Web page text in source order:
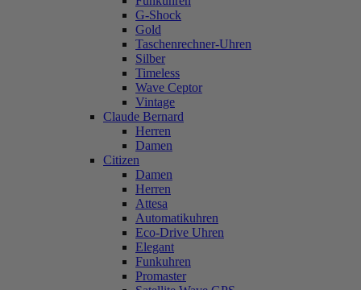
G-Shock
Gold
Taschenrechner-Uhren
Silber
Timeless
Wave Ceptor
Vintage
Claude Bernard
Herren
Damen
Citizen
Damen
Herren
Attesa
Automatikuhren
Eco-Drive Uhren
Elegant
Funkuhren
Promaster